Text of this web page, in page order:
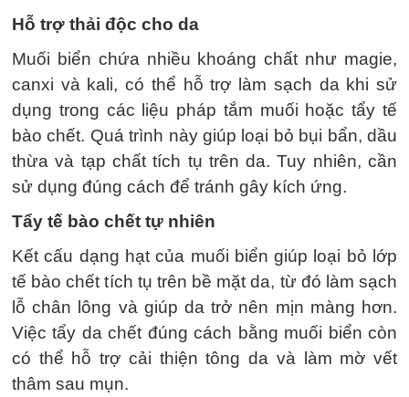
Hỗ trợ thải độc cho da
Muối biển chứa nhiều khoáng chất như magie,
canxi và kali, có thể hỗ trợ làm sạch da khi sử
dụng trong các liệu pháp tắm muối hoặc tẩy tế
bào chết. Quá trình này giúp loại bỏ bụi bẩn, dầu
thừa và tạp chất tích tụ trên da. Tuy nhiên, cần
sử dụng đúng cách để tránh gây kích ứng.
Tẩy tế bào chết tự nhiên
Kết cấu dạng hạt của muối biển giúp loại bỏ lớp
tế bào chết tích tụ trên bề mặt da, từ đó làm sạch
lỗ chân lông và giúp da trở nên mịn màng hơn.
Việc tẩy da chết đúng cách bằng muối biển còn
có thể hỗ trợ cải thiện tông da và làm mờ vết
thâm sau mụn.